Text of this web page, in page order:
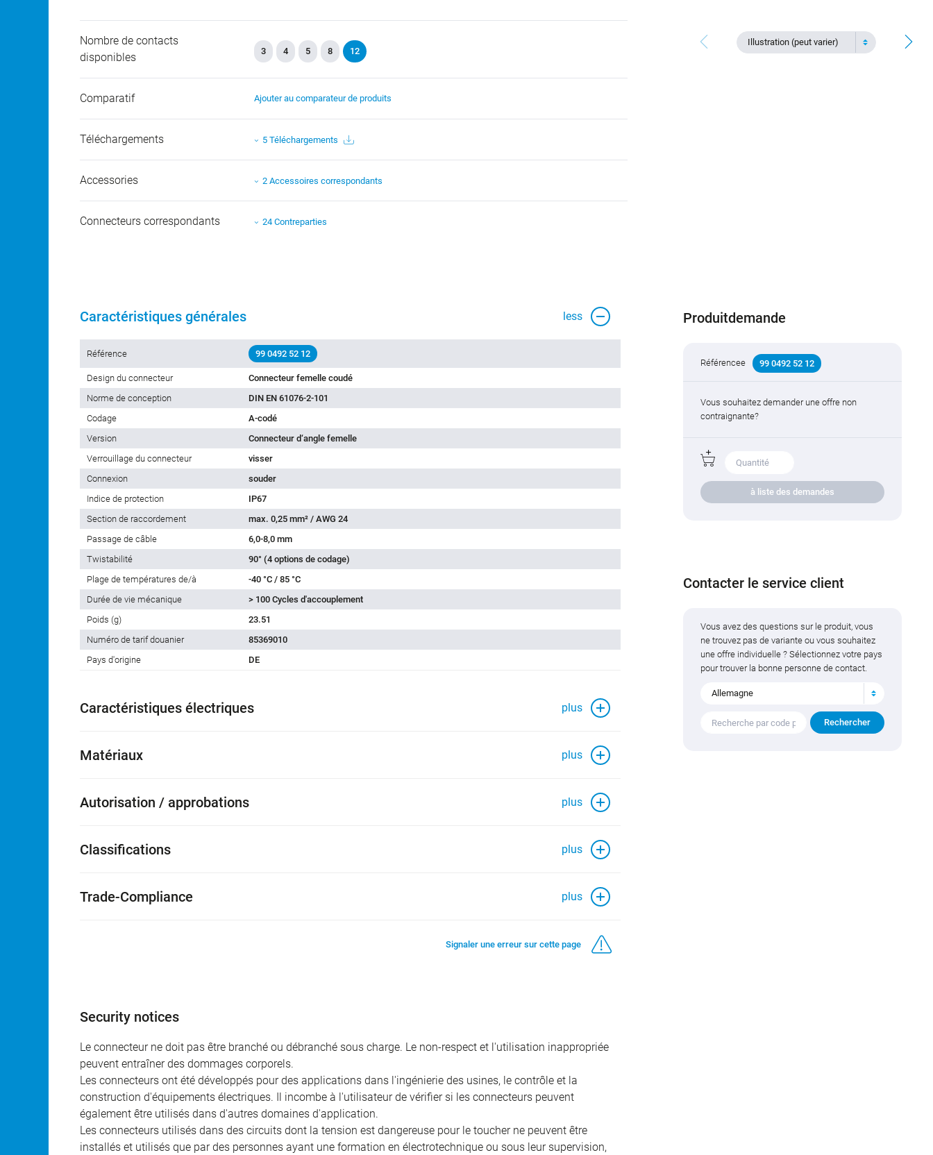
Illustration (peut varier)
Nombre de contacts
disponibles
3 4 5 8 12
Comparatif Ajouter au comparateur de produits
Téléchargements 5 Téléchargements
Accessories 2 Accessoires correspondants
Connecteurs correspondants 24 Contreparties
Caractéristiques générales less
Référence 99 0492 52 12
Design du connecteur
Connecteur femelle coudé
Norme de conception
DIN EN 61076-2-101
Codage
A-codé
Version
Connecteur d‘angle femelle
Verrouillage du connecteur
visser
Connexion
souder
Indice de protection
IP67
Section de raccordement
max. 0,25 mm² / AWG 24
Passage de câble
6,0-8,0 mm
Twistabilité
90° (4 options de codage)
Plage de températures de/à
-40 °C / 85 °C
Durée de vie mécanique
> 100 Cycles d'accouplement
Poids (g)
23.51
Numéro de tarif douanier
85369010
Pays d'origine
DE
Caractéristiques électriques plus
Matériaux plus
Autorisation / approbations plus
Classifications plus
Trade-Compliance plus
Signaler une erreur sur cette page
Security notices
Le connecteur ne doit pas être branché ou débranché sous charge. Le non-respect et l'utilisation inappropriée
peuvent entraîner des dommages corporels.
Les connecteurs ont été développés pour des applications dans l'ingénierie des usines, le contrôle et la
construction d'équipements électriques. Il incombe à l'utilisateur de vérifier si les connecteurs peuvent
également être utilisés dans d'autres domaines d'application.
Les connecteurs utilisés dans des circuits dont la tension est dangereuse pour le toucher ne peuvent être
installés et utilisés que par des personnes ayant une formation en électrotechnique ou sous leur supervision,
Produitdemande
Référencee 99 0492 52 12
Vous souhaitez demander une offre non
contraignante?
à liste des demandes
Contacter le service client
Vous avez des questions sur le produit, vous
ne trouvez pas de variante ou vous souhaitez
une offre individuelle ? Sélectionnez votre pays
pour trouver la bonne personne de contact.
Allemagne